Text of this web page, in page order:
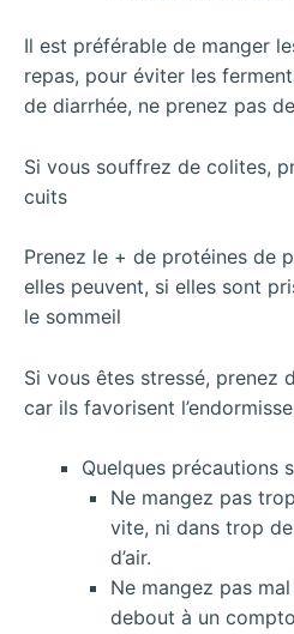
Il est préférable de manger
repas, pour éviter les
de diarrhée, ne prenez pas
Si vous souffrez de colites,
cuits
Prenez le + de protéines de
elles peuvent, si elles sont
le sommeil
Si vous êtes stressé, prenez
car ils favorisent
Quelques précautions
Ne mangez pas
vite, ni dans trop
d’air.
Ne mangez pas
debout à un